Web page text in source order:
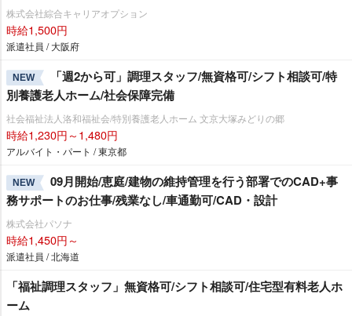
株式会社綜合キャリアオプション
時給1,500円
派遣社員 / 大阪府
NEW
「週2から可」調理スタッフ/無資格可/シフト相談可/特
別養護老人ホーム/社会保障完備
社会福祉法人洛和福祉会/特別養護老人ホーム 文京大塚みどりの郷
時給1,230円～1,480円
アルバイト・パート / 東京都
NEW
09月開始/恵庭/建物の維持管理を行う部署でのCAD+事
務サポートのお仕事/残業なし/車通勤可/CAD・設計
株式会社パソナ
時給1,450円～
派遣社員 / 北海道
「福祉調理スタッフ」無資格可/シフト相談可/住宅型有料老人ホ
ーム